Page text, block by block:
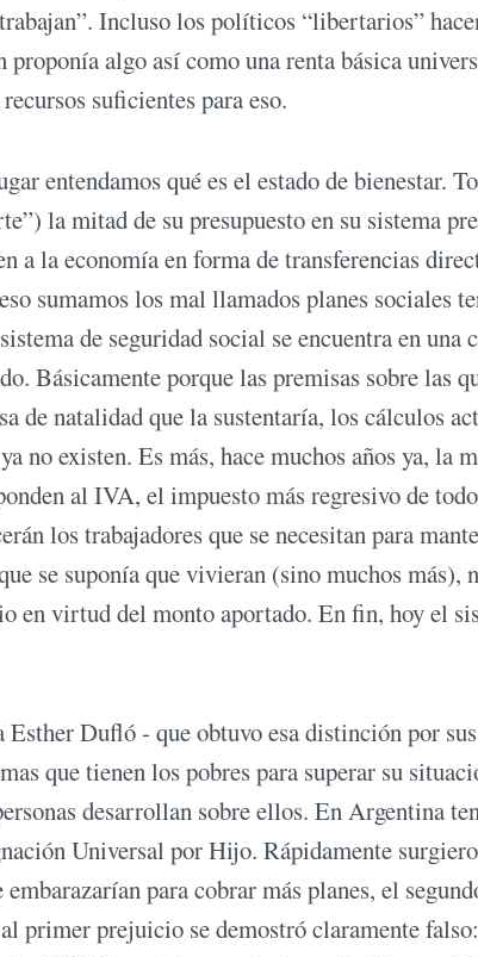
Incluso los políticos “libertarios”
algo así como una renta básica
suficientes para eso.
entendamos qué es el estado de bienestar.
la mitad de su presupuesto en su sistema
a la economía en forma de transferencias
sumamos los mal llamados planes sociales
de seguridad social se encuentra en
Básicamente porque las premisas sobre las
de natalidad que la sustentaría, los cálculos
no existen. Es más, hace muchos años ya, la
al IVA, el impuesto más regresivo de
los trabajadores que se necesitan para
se suponía que vivieran (sino muchos más),
en virtud del monto aportado. En fin, hoy el
Dufló - que obtuvo esa distinción por
que tienen los pobres para superar su
desarrollan sobre ellos. En Argentina
Universal por Hijo. Rápidamente
para cobrar más planes, el
primer prejuicio se demostró claramente